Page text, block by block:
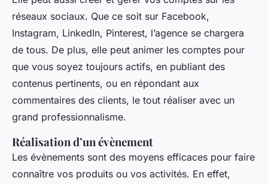
réseaux sociaux. Que ce soit sur Facebook,
Instagram, LinkedIn, Pinterest, l’agence se chargera
de tous. De plus, elle peut animer les comptes pour
que vous soyez toujours actifs, en publiant des
contenus pertinents, ou en répondant aux
commentaires des clients, le tout réaliser avec un
grand professionnalisme.
Réalisation d’un évènement
Les évènements sont des moyens efficaces pour faire
connaître vos produits ou vos activités. En effet,